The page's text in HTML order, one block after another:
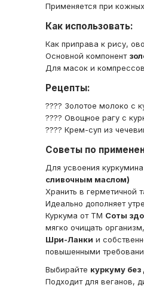
Применяется при
Как использовать:
Как приправа к рису,
Основной компонент
Для масок и
Рецепты:
???? Золотое молоко с
???? Овощное рагу с
???? Крем-суп из
Советы по
Для усвоения
сливочным маслом)
Хранить в герметичной
Идеально дополняет
Куркума от ТМ Соты
мягко очищать
Шри-Ланки и
повышенными
Выбирайте куркуму без
Подходит для веганов,